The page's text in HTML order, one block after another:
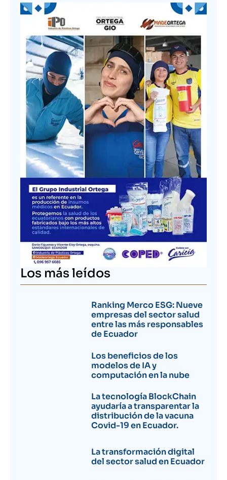
Los más leídos
Ranking Merco ESG: Nueve
empresas del sector salud
entre las más responsables
de Ecuador
Los beneficios de los
modelos de IA y
computación en la nube
La tecnología BlockChain
ayudaría a transparentar la
distribución de la vacuna
Covid-19 en Ecuador.
La transformación digital
del sector salud en Ecuador